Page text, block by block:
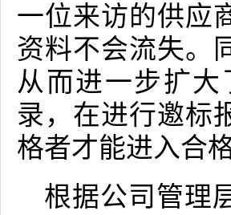
一位来访的供应
资料不会流失。
从而进一步扩
录，在进行邀标
格者才能进入合
根据公司管理